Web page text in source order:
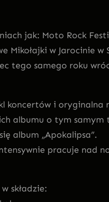
jak: Moto Rock
Mikołajki w Jarocinie
tego samego roku
koncertów i oryginalna
albumu o tym samym
album „Apokalipsa”.
pracuje nad
składzie: